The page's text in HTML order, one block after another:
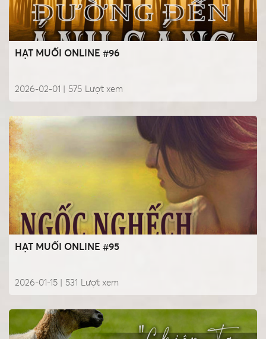
HẠT MUỐI ONLINE #96
2026-02-01 | Lượt xem
575
HẠT MUỐI ONLINE #95
2026-01-15 | Lượt xem
531